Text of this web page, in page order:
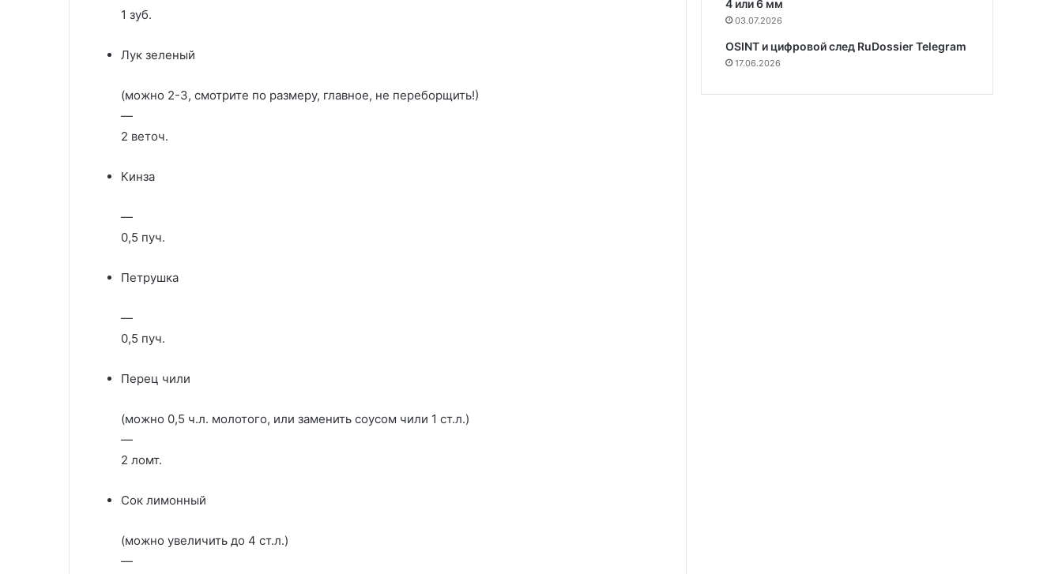
1 зуб.
Лук зеленый
(можно 2-3, смотрите по размеру, главное, не переборщить!)
—
2 веточ.
Кинза
—
0,5 пуч.
Петрушка
—
0,5 пуч.
Перец чили
(можно 0,5 ч.л. молотого, или заменить соусом чили 1 ст.л.)
—
2 ломт.
Сок лимонный
(можно увеличить до 4 ст.л.)
—
4 или 6 мм
03.07.2026
OSINT и цифровой след RuDossier Telegram
17.06.2026